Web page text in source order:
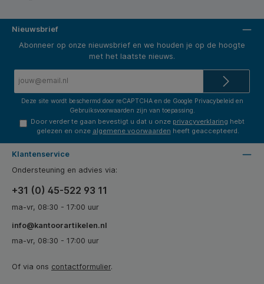
Nieuwsbrief
Abonneer op onze nieuwsbrief en we houden je op de hoogte
met het laatste nieuws.
Deze site wordt beschermd door reCAPTCHA en de Google Privacybeleid en
Gebruiksvoorwaarden zijn van toepassing.
Door verder te gaan bevestigt u dat u onze privacyverklaring hebt
gelezen en onze algemene voorwaarden heeft geaccepteerd.
Klantenservice
Ondersteuning en advies via:
+31 (0) 45-522 93 11
ma-vr, 08:30 - 17:00 uur
info@kantoorartikelen.nl
ma-vr, 08:30 - 17:00 uur
Of via ons contactformulier.